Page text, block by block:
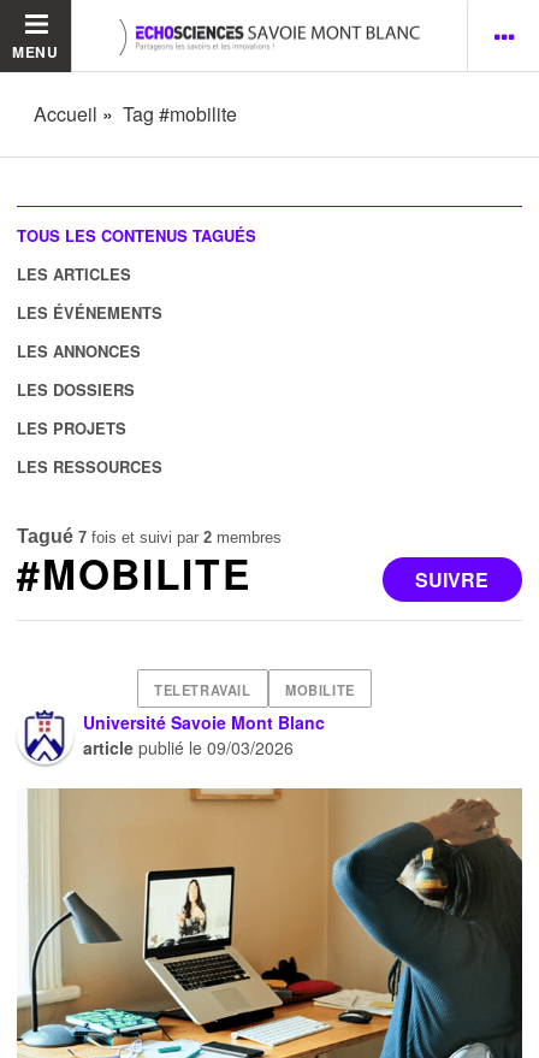
MENU
Accueil Tag #mobilite
TOUS LES CONTENUS TAGUÉS
LES ARTICLES
LES ÉVÉNEMENTS
LES ANNONCES
LES DOSSIERS
LES PROJETS
LES RESSOURCES
Tagué 7 fois et suivi par2 membres
SUIVRE
#MOBILITE
TELETRAVAIL MOBILITE
Université Savoie Mont Blanc
article publié le09/03/2026